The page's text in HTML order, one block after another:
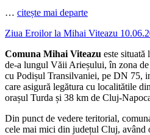
… citește mai departe
Ziua Eroilor la Mihai Viteazu
Comuna Mihai Viteazu este situată
de-a lungul Văii Arieșului, în zona
cu Podișul Transilvaniei, pe DN 75,
care asigură legătura cu localitătile
orașul Turda și 38 km de Cluj-
Din punct de vedere teritorial,
cele mai mici din județul Cluj, având